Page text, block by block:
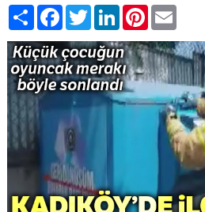
PaylaşFacebook
TwitterLinkedIn
Pinterest
Email